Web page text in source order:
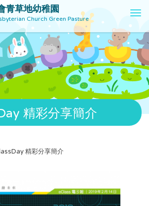
青草地幼稚園
Church Green Pasture
T
g
g
l
e
n
a
v
g
精彩分享簡介
精彩分享簡介